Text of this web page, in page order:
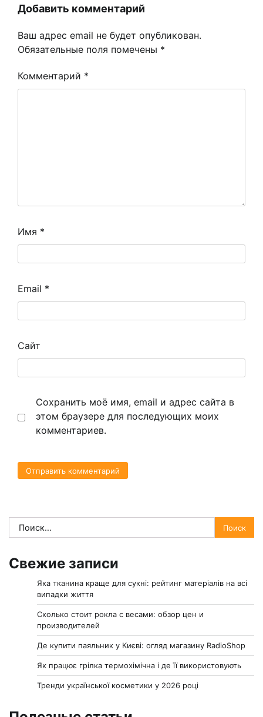
Добавить комментарий
Ваш адрес email не будет опубликован.
Обязательные поля помечены *
Комментарий *
Имя *
Email *
Сайт
Сохранить моё имя, email и адрес сайта в
этом браузере для последующих моих
комментариев.
Найти:
Свежие записи
Яка тканина краще для сукні: рейтинг матеріалів на всі
випадки життя
Сколько стоит рокла с весами: обзор цен и
производителей
Де купити паяльник у Києві: огляд магазину RadioShop
Як працює грілка термохімічна і де її використовують
Тренди української косметики у 2026 році